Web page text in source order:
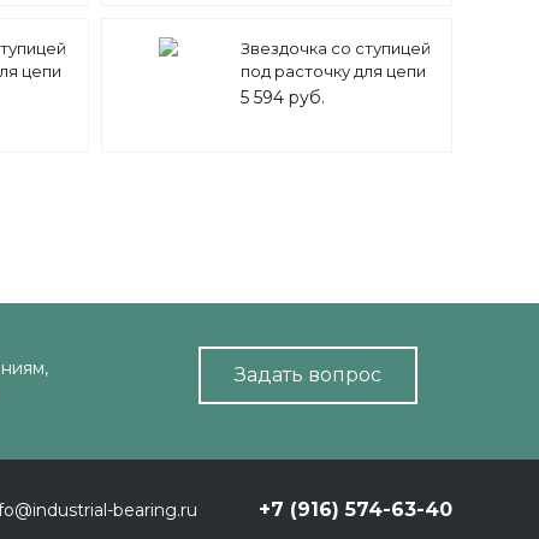
цепи
Звездочка со ступицей
под расточку для цепи
16A-1 (ASA 80) z=22
5 594 руб.
Задать вопрос
bearing.ru +7 (916) 574-63-40